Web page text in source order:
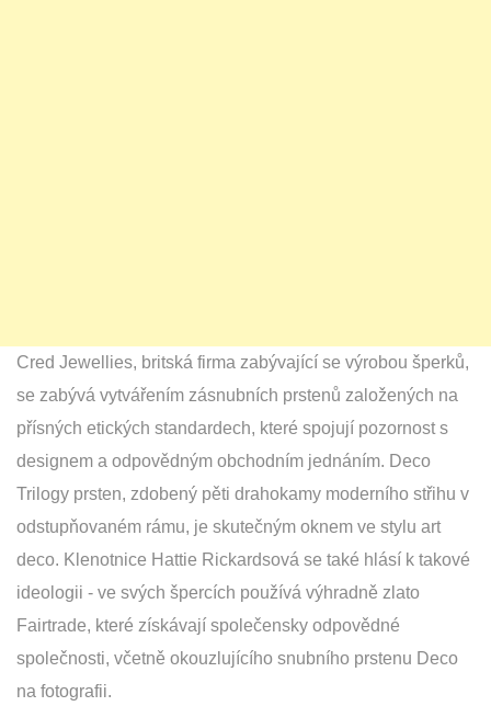
Cred Jewellies, britská firma zabývající se výrobou šperků,
se zabývá vytvářením zásnubních prstenů založených na
přísných etických standardech, které spojují pozornost s
designem a odpovědným obchodním jednáním. Deco
Trilogy prsten, zdobený pěti drahokamy moderního střihu v
odstupňovaném rámu, je skutečným oknem ve stylu art
deco. Klenotnice Hattie Rickardsová se také hlásí k takové
ideologii - ve svých špercích používá výhradně zlato
Fairtrade, které získávají společensky odpovědné
společnosti, včetně okouzlujícího snubního prstenu Deco
na fotografii.